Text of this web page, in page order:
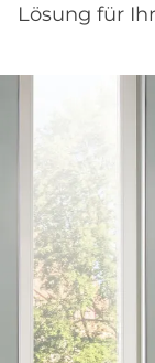
Lösung für